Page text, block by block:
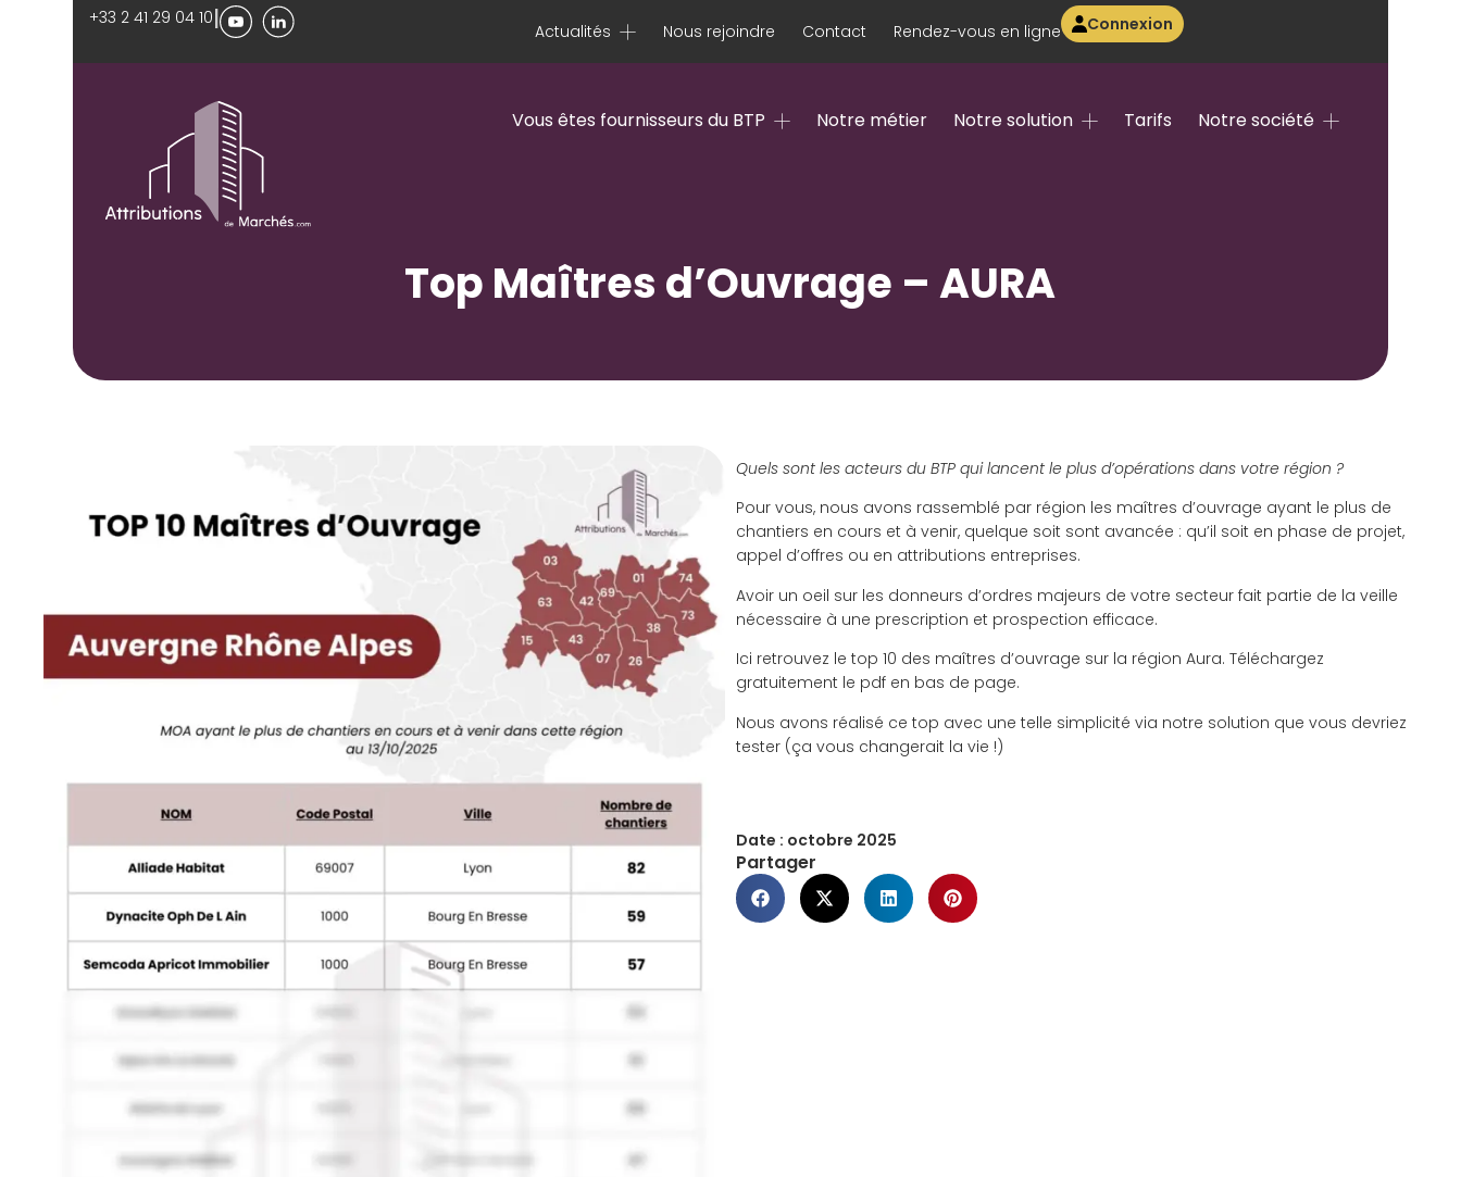
+33 2 41 29 04 10| Actualités Nous rejoindre Contact Rendez-vous en ligne Connexion
Vous êtes fournisseurs du BTP Notre métier Notre solution Tarifs Notre société
Top Maîtres d’Ouvrage – AURA
Quels sont les acteurs du BTP qui lancent le plus d’opérations dans votre région ?
Pour vous, nous avons rassemblé par région les maîtres d’ouvrage ayant le plus de
chantiers en cours et à venir, quelque soit sont avancée : qu’il soit en phase de projet,
appel d’offres ou en attributions entreprises.
Avoir un oeil sur les donneurs d’ordres majeurs de votre secteur fait partie de la veille
nécessaire à une prescription et prospection efficace.
Ici retrouvez le top 10 des maîtres d’ouvrage sur la région Aura. Téléchargez
gratuitement le pdf en bas de page.
Nous avons réalisé ce top avec une telle simplicité via notre solution que vous devriez
tester (ça vous changerait la vie !)
Date : octobre 2025
Partager